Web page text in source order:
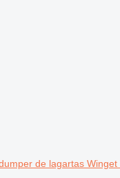
de lagartas Winget